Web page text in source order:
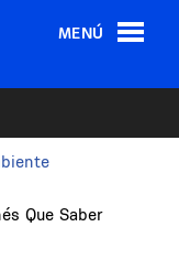
MENÚ
Que Saber